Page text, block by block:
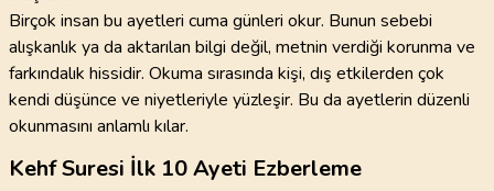
Birçok insan bu ayetleri cuma günleri okur. Bunun sebebi
alışkanlık ya da aktarılan bilgi değil, metnin verdiği korunma ve
farkındalık hissidir. Okuma sırasında kişi, dış etkilerden çok
kendi düşünce ve niyetleriyle yüzleşir. Bu da ayetlerin düzenli
okunmasını anlamlı kılar.
Kehf Suresi İlk 10 Ayeti Ezberleme